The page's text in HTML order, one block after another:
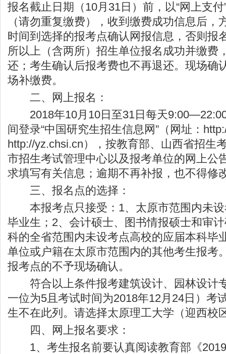
报名截止日期（10月31日）前，以“网上支
（请勿重复缴费），收到缴费成功信息后，
时间到选择的报考点确认网报信息，否则报
所以上（含两所）招生单位报名成功并缴费
还；考生确认后报考费也不再退还。现场确
场补缴费。
二、网上报名：
2018年10月10日至31日每天
间登录“中国研究生招生信息网”（网址：
http://yz.chsi.cn），按教育部、山西省招生
市招生考试管理中心以及报考单位的网上公
求填写有关信息；逾期不再补报，也不得修
三、报名点的选择：
本报考点只接受：1、太原市范围内未设
毕业生；2、会计硕士、图书情报硕士和审
科的全省范围内未设考点高校的应届本科毕
单位或户籍在太原市范围内的其他考生报考
报考点的不予现场确认。
符合以上条件报考建筑设计、园林设计
一位为5且考试时间为2018年12月24日）考
生不在此列。请选择太原理工大学（迎西校
四、网上报名要求：
1、考生报名前要认真阅读教育部《